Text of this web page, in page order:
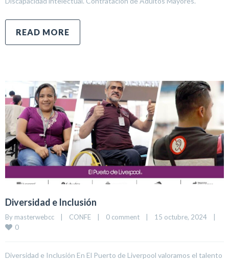
READ MORE
Diversidad e Inclusión
By masterwebcc CONFE 0 comment 15 octubre, 2024
0
Diversidad e Inclusión En El Puerto de Liverpool valoramos el talento